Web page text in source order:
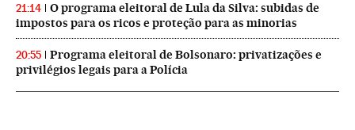
21:14
O programa eleitoral de Lula da Silva: subidas de
impostos para os ricos e proteção para as minorias
20:55
Programa eleitoral de Bolsonaro: privatizações e
privilégios legais para a Polícia